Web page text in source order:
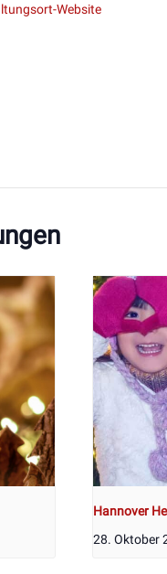
Website
Hannover
28. Oktober